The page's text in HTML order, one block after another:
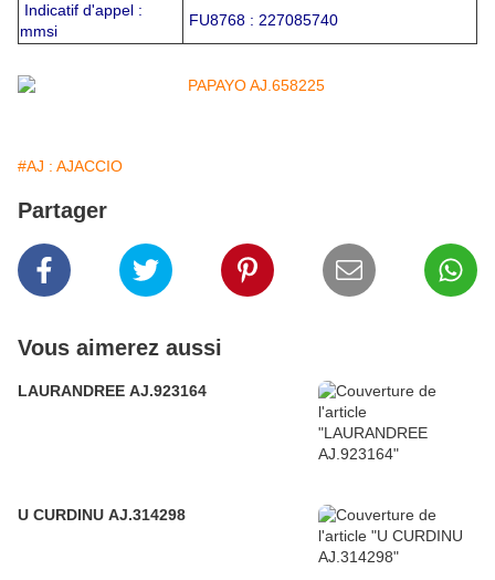
Indicatif d'appel :
mmsi
FU8768 : 227085740
#AJ : AJACCIO
Partager
Vous aimerez aussi
LAURANDREE AJ.923164
U CURDINU AJ.314298